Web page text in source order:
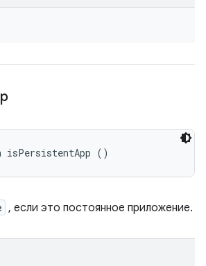
isPersistentApp ()
, если это постоянное приложение.